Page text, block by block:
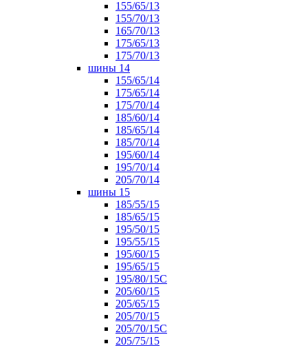
155/65/13
155/70/13
165/70/13
175/65/13
175/70/13
шины 14
155/65/14
175/65/14
175/70/14
185/60/14
185/65/14
185/70/14
195/60/14
195/70/14
205/70/14
шины 15
185/55/15
185/65/15
195/50/15
195/55/15
195/60/15
195/65/15
195/80/15С
205/60/15
205/65/15
205/70/15
205/70/15С
205/75/15